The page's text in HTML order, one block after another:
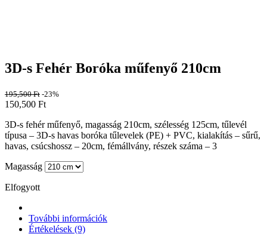
3D-s Fehér Boróka műfenyő 210cm
195,500Ft -23%
150,500 Ft
3D-s fehér műfenyő, magasság 210cm, szélesség 125cm, tűlevél
típusa – 3D-s havas boróka tűlevelek (PE) + PVC, kialakítás – sűrű,
havas, csúcshossz – 20cm, fémállvány, részek száma – 3
Magasság
Elfogyott
További információk
Értékelések (9)